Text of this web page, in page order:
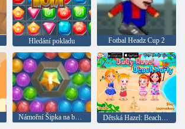
Hledání pokladu Fotbal Headz Cup 2
Námořní Šipka na bubliny
Dětská Hazel: Beach party